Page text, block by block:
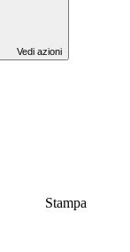
Vedi azioni
Stampa